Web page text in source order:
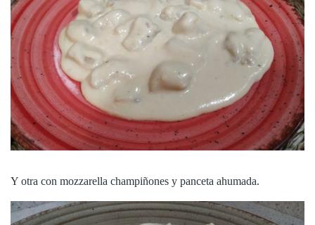
Y otra con mozzarella champiñones y panceta ahumada.